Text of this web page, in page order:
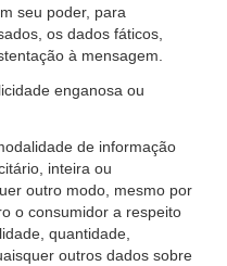
seu poder, para
os dados fáticos,
à mensagem.
enganosa ou
de informação
inteira ou
outro modo, mesmo por
o consumidor a respeito
quantidade,
outros dados sobre